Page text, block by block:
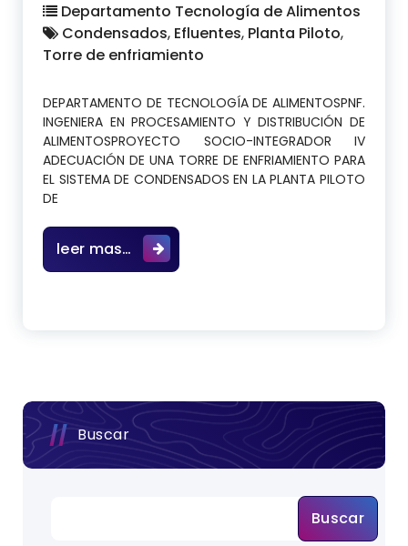
Departamento Tecnología de Alimentos
Condensados, Efluentes, Planta Piloto,
Torre de enfriamiento
DEPARTAMENTO DE TECNOLOGÍA DE ALIMENTOSPNF.
INGENIERA EN PROCESAMIENTO Y DISTRIBUCIÓN DE
ALIMENTOSPROYECTO SOCIO-INTEGRADOR IV
ADECUACIÓN DE UNA TORRE DE ENFRIAMIENTO PARA
EL SISTEMA DE CONDENSADOS EN LA PLANTA PILOTO
DE
leer mas… ADECUACIÓN DE UNA TORRE DE
Buscar
Buscar